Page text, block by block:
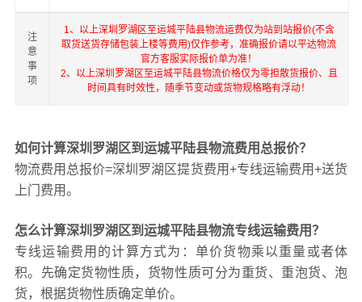
注
意
事
项
1、以上深圳罗湖区至运城平陆县物流运费仅为站到站报价(不含
取货送货存储包装上楼等费用)仅作参考，准确报价请以平达物流
官方客服实际报价单为准！
2、以上深圳罗湖区至运城平陆县物流价格仅为零担散货报价、且
时间具有时效性，随季节变动或货物规格略有浮动！
如何计算深圳罗湖区到运城平陆县物流费用总报价？
物流费用总报价=深圳罗湖区提货费用+专线运输费用+送货
上门费用。
怎么计算深圳罗湖区到运城平陆县物流专线运输费用？
专线运输费用的计算方式为：单价货物乘以重量或者体
积。先确定货物性质，货物性质可分为重货、重泡货、泡
货，根据货物性质确定单价。